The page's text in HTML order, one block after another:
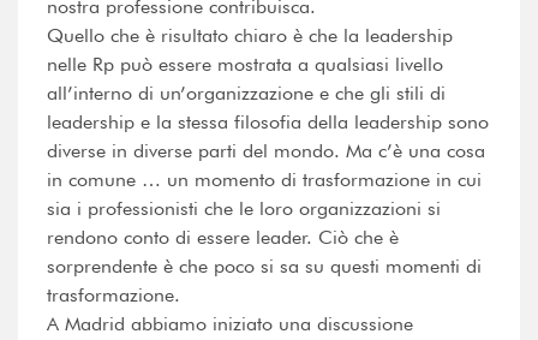
nostra professione contribuisca.
Quello che è risultato chiaro è che la leadership
nelle Rp può essere mostrata a qualsiasi livello
all’interno di un’organizzazione e che gli stili di
leadership e la stessa filosofia della leadership sono
diverse in diverse parti del mondo. Ma c’è una cosa
in comune … un momento di trasformazione in cui
sia i professionisti che le loro organizzazioni si
rendono conto di essere leader. Ciò che è
sorprendente è che poco si sa su questi momenti di
trasformazione.
A Madrid abbiamo iniziato una discussione